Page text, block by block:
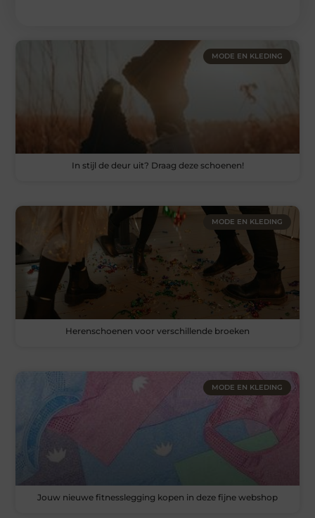
MODE EN KLEDING
In stijl de deur uit? Draag deze schoenen!
MODE EN KLEDING
Herenschoenen voor verschillende broeken
MODE EN KLEDING
Jouw nieuwe fitnesslegging kopen in deze fijne webshop